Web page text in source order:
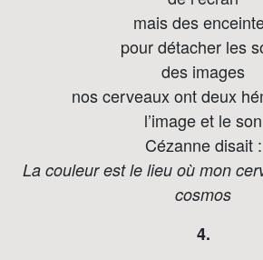
mais des
pour détacher les
des images
nos cerveaux ont deux
l’image et le son
Cézanne disait :
La couleur est le lieu où mon
cosmos
4.